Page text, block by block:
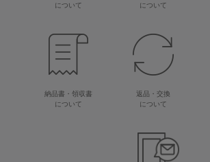
について
について
納品書・領収書
について
返品・交換
について